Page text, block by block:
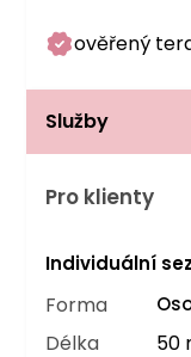
ověřený
Služby
Pro klienty
Individuální
Forma
Délka 50